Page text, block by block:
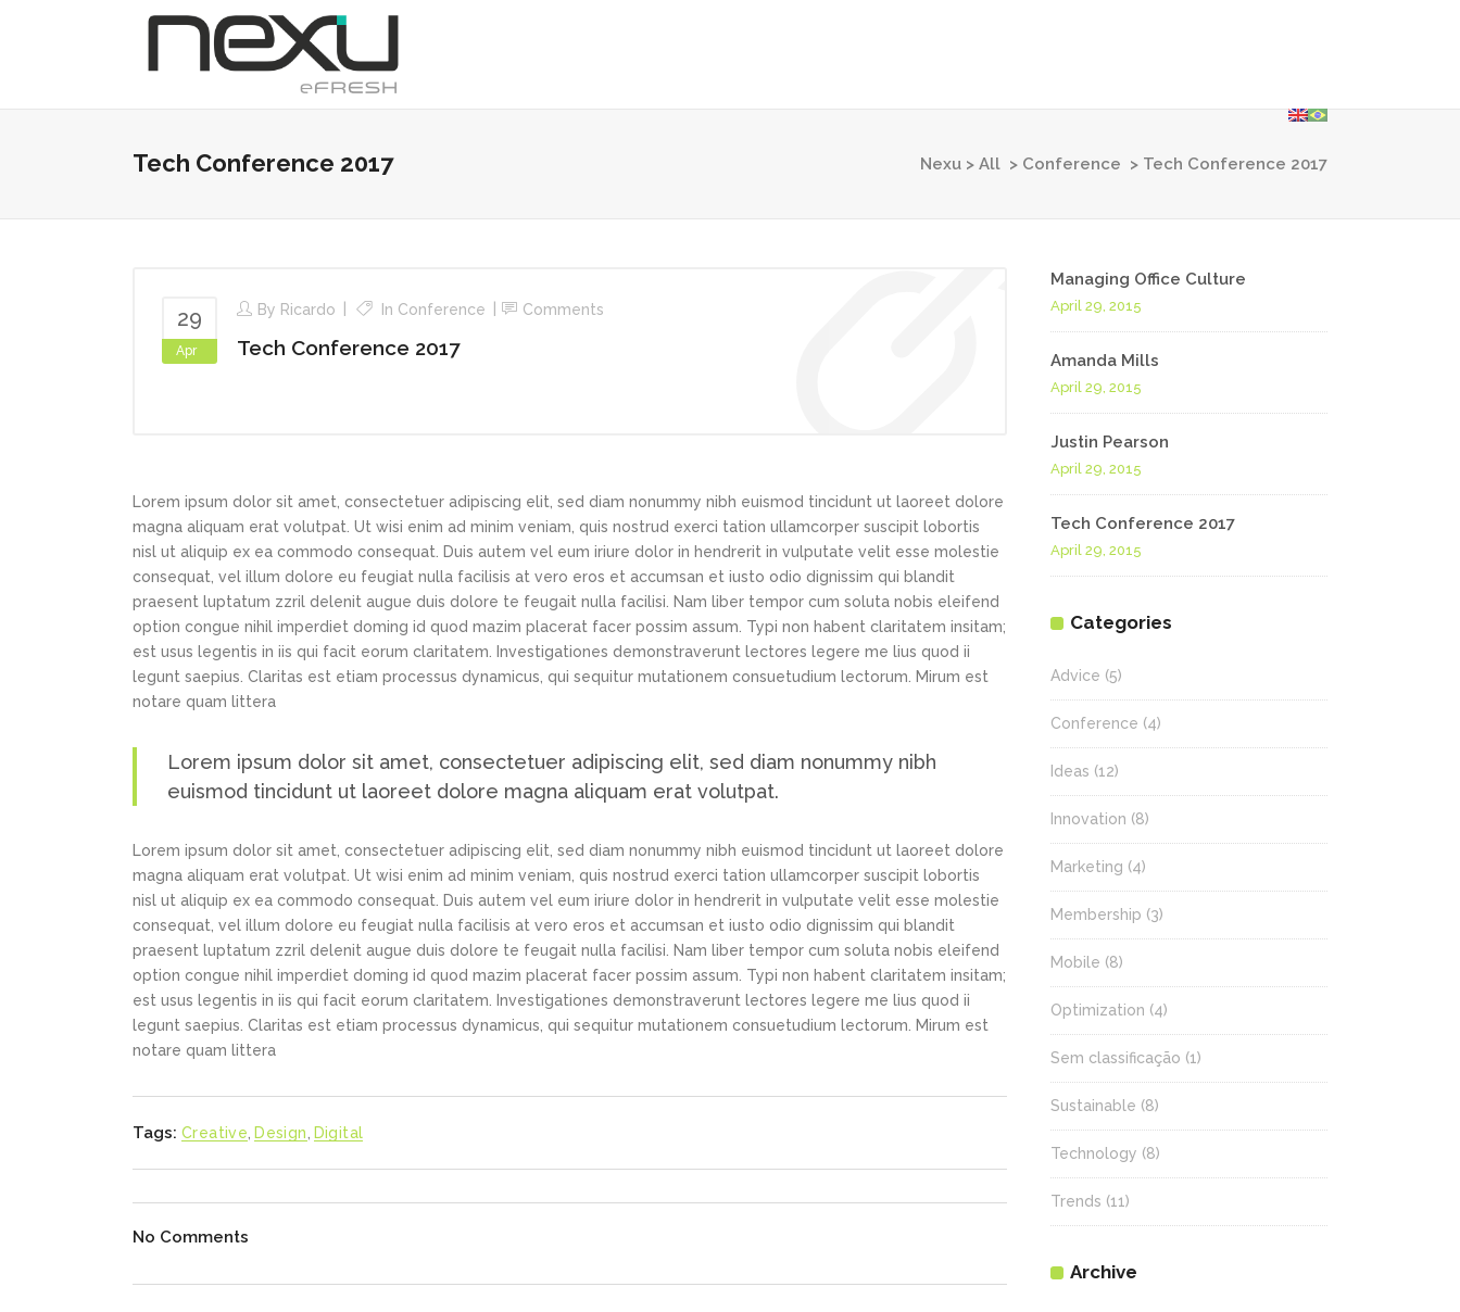
Tech Conference 2017 Nexu > All > Conference > Tech Conference 2017
29
Apr
By Ricardo In Conference Comments
Tech Conference 2017
Lorem ipsum dolor sit amet, consectetuer adipiscing elit, sed diam nonummy nibh euismod tincidunt ut laoreet dolore
magna aliquam erat volutpat. Ut wisi enim ad minim veniam, quis nostrud exerci tation ullamcorper suscipit lobortis
nisl ut aliquip ex ea commodo consequat. Duis autem vel eum iriure dolor in hendrerit in vulputate velit esse molestie
consequat, vel illum dolore eu feugiat nulla facilisis at vero eros et accumsan et iusto odio dignissim qui blandit
praesent luptatum zzril delenit augue duis dolore te feugait nulla facilisi. Nam liber tempor cum soluta nobis eleifend
option congue nihil imperdiet doming id quod mazim placerat facer possim assum. Typi non habent claritatem insitam;
est usus legentis in iis qui facit eorum claritatem. Investigationes demonstraverunt lectores legere me lius quod ii
legunt saepius. Claritas est etiam processus dynamicus, qui sequitur mutationem consuetudium lectorum. Mirum est
notare quam littera
Lorem ipsum dolor sit amet, consectetuer adipiscing elit, sed diam nonummy nibh
euismod tincidunt ut laoreet dolore magna aliquam erat volutpat.
Lorem ipsum dolor sit amet, consectetuer adipiscing elit, sed diam nonummy nibh euismod tincidunt ut laoreet dolore
magna aliquam erat volutpat. Ut wisi enim ad minim veniam, quis nostrud exerci tation ullamcorper suscipit lobortis
nisl ut aliquip ex ea commodo consequat. Duis autem vel eum iriure dolor in hendrerit in vulputate velit esse molestie
consequat, vel illum dolore eu feugiat nulla facilisis at vero eros et accumsan et iusto odio dignissim qui blandit
praesent luptatum zzril delenit augue duis dolore te feugait nulla facilisi. Nam liber tempor cum soluta nobis eleifend
option congue nihil imperdiet doming id quod mazim placerat facer possim assum. Typi non habent claritatem insitam;
est usus legentis in iis qui facit eorum claritatem. Investigationes demonstraverunt lectores legere me lius quod ii
legunt saepius. Claritas est etiam processus dynamicus, qui sequitur mutationem consuetudium lectorum. Mirum est
notare quam littera
Tags: Creative Design Digital
No Comments
Managing Office Culture
April 29, 2015
Amanda Mills
April 29, 2015
Justin Pearson
April 29, 2015
Tech Conference 2017
April 29, 2015
Categories
Advice (5)
Conference (4)
Ideas (12)
Innovation (8)
Marketing (4)
Membership (3)
Mobile (8)
Optimization (4)
Sem classificação (1)
Sustainable (8)
Technology (8)
Trends (11)
Archive